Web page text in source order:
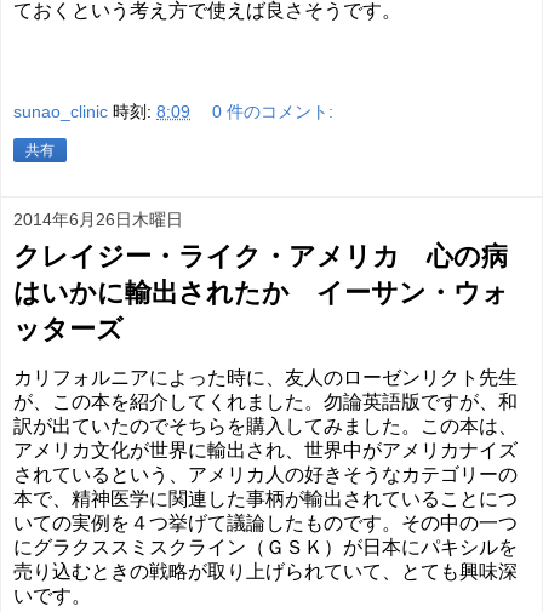
ておくという考え方で使えば良さそうです。
sunao_clinic 時刻: 8:09 0 件のコメント:
共有
2014年6月26日木曜日
クレイジー・ライク・アメリカ 心の病
はいかに輸出されたか イーサン・ウォ
ッターズ
カリフォルニアによった時に、友人のローゼンリクト先生
が、この本を紹介してくれました。勿論英語版ですが、和
訳が出ていたのでそちらを購入してみました。この本は、
アメリカ文化が世界に輸出され、世界中がアメリカナイズ
されているという、アメリカ人の好きそうなカテゴリーの
本で、精神医学に関連した事柄が輸出されていることにつ
いての実例を４つ挙げて議論したものです。その中の一つ
にグラクススミスクライン（ＧＳＫ）が日本にパキシルを
売り込むときの戦略が取り上げられていて、とても興味深
いです。